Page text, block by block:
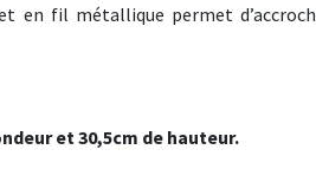
en fil métallique permet
et 30,5cm de hauteur.